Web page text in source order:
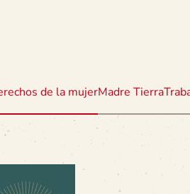
de la mujerMadre Tierra